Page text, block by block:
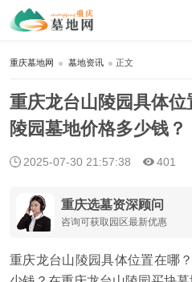
重庆墓地网 墓地资讯 正文
重庆龙台山陵园具体
陵园墓地价格多少钱？
2025-07-30 21:57:38 401
重庆选墓资深顾问
咨询可获取园区最新优惠
重庆龙台山陵园具体位置在哪